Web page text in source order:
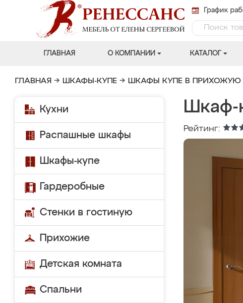
График
ГЛАВНАЯ О КОМПАНИИ КАТАЛОГ
ГЛАВНАЯ → ШКАФЫ-КУПЕ → ШКАФЫ КУПЕ В ПРИХОЖУЮ
Кухни
Распашные шкафы
Шкафы-купе
Гардеробные
Стенки в гостиную
Прихожие
Детская комната
Спальни
Шкаф-
Рейтинг: